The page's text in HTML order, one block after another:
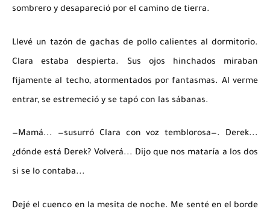
sombrero y desapareció por el camino de tierra.
Llevé un tazón de gachas de pollo calientes al dormitorio.
Clara estaba despierta. Sus ojos hinchados miraban
fijamente al techo, atormentados por fantasmas. Al verme
entrar, se estremeció y se tapó con las sábanas.
—Mamá... —susurró Clara con voz temblorosa—. Derek...
¿dónde está Derek? Volverá... Dijo que nos mataría a los dos
si se lo contaba...
Dejé el cuenco en la mesita de noche. Me senté en el borde